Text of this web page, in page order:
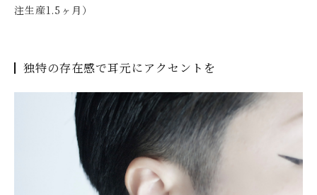
注生産1.5ヶ月）
独特の存在感で耳元にアクセントを